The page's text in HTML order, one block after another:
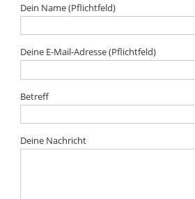
Dein Name (Pflichtfeld)
Deine E-Mail-Adresse (Pflichtfeld)
Betreff
Deine Nachricht